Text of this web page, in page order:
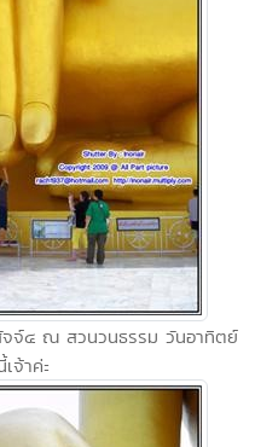
จ์๔ ณ สวนวนธรรม วันอาทิตย์
จ้าค่ะ